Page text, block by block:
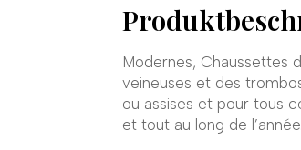
Modernes, Chaussettes
veineuses et des
ou assises et pour tous
et tout au long de l’année.